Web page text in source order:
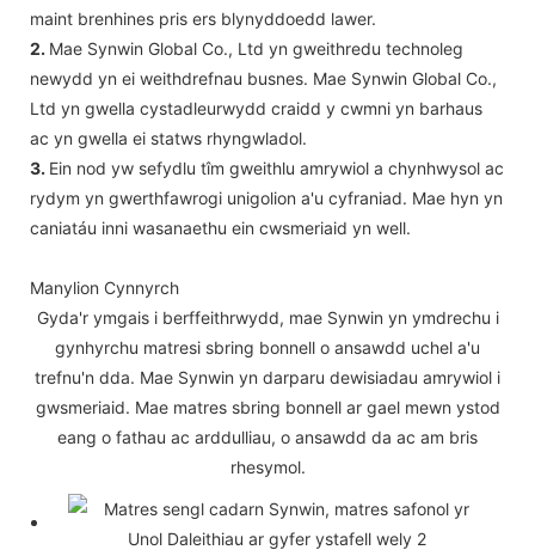
maint brenhines pris ers blynyddoedd lawer.
2. Mae Synwin Global Co., Ltd yn gweithredu technoleg
newydd yn ei weithdrefnau busnes. Mae Synwin Global Co.,
Ltd yn gwella cystadleurwydd craidd y cwmni yn barhaus
ac yn gwella ei statws rhyngwladol.
3. Ein nod yw sefydlu tîm gweithlu amrywiol a chynhwysol ac
rydym yn gwerthfawrogi unigolion a'u cyfraniad. Mae hyn yn
caniatáu inni wasanaethu ein cwsmeriaid yn well.
Manylion Cynnyrch
Gyda'r ymgais i berffeithrwydd, mae Synwin yn ymdrechu i
gynhyrchu matresi sbring bonnell o ansawdd uchel a'u
trefnu'n dda. Mae Synwin yn darparu dewisiadau amrywiol i
gwsmeriaid. Mae matres sbring bonnell ar gael mewn ystod
eang o fathau ac arddulliau, o ansawdd da ac am bris
rhesymol.